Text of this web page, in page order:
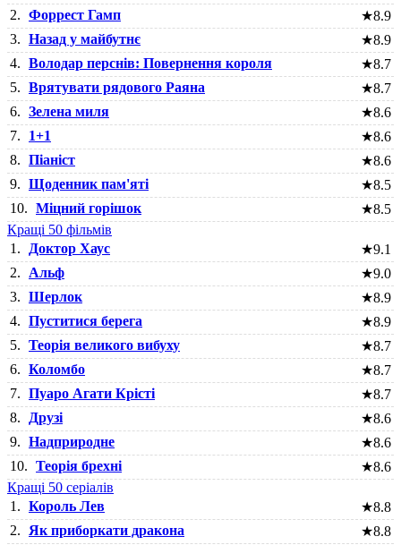
2. Форрест Гамп ★8.9
3. Назад у майбутнє ★8.9
4. Володар перснів: Повернення короля ★8.7
5. Врятувати рядового Раяна ★8.7
6. Зелена миля ★8.6
7.
1+1 ★8.6
8. Піаніст ★8.6
9. Щоденник пам'яті ★8.5
10. Міцний горішок ★8.5
Кращі 50 фільмів
1.
Доктор Хаус ★9.1
2.
Альф ★9.0
3. Шерлок ★8.9
4. Пуститися берега ★8.9
5. Теорія великого вибуху ★8.7
6. Коломбо ★8.7
7. Пуаро Агати Крісті ★8.7
8.
Друзі ★8.6
9. Надприродне ★8.6
10. Теорія брехні ★8.6
Кращі 50 серіалів
1. Король Лев ★8.8
2.
Як приборкати дракона ★8.8